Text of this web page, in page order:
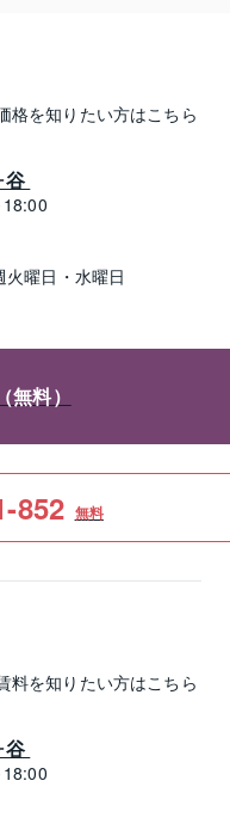
格を知りたい方はこちら
谷
火曜日・水曜日
無料）
852 無料
料を知りたい方はこちら
谷